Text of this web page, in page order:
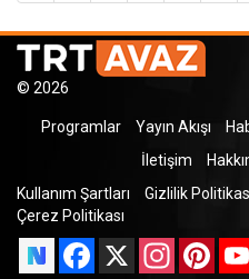
© 2026
Programlar Yayın Akışı
İletişim
Kullanım Şartları
Gizlilik
Çerez Politikası
Facebook
X Instagram